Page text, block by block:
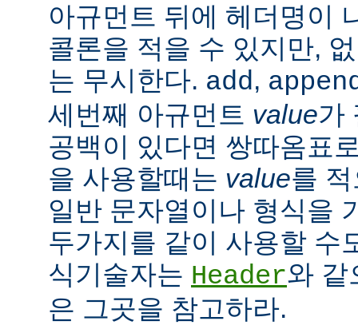
아규먼트 뒤에 헤더명이
콜론을 적을 수 있지만,
는 무시한다. add,
세번째 아규먼트 value가
공백이 있다면 쌍따옴표
을 사용할때는 value를
일반 문자열이나 형식을
두가지를 같이 사용할 수
식기술자는 Header와 같
은 그곳을 참고하라.